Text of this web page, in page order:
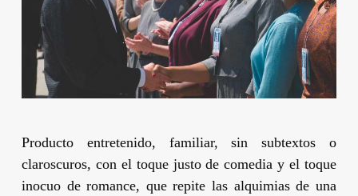
Producto entretenido, familiar, sin subtextos o
claroscuros, con el toque justo de comedia y el toque
inocuo de romance, que repite las alquimias de una